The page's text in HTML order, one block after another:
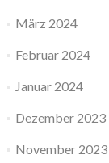
März 2024
Februar 2024
Januar 2024
Dezember 2023
November 2023